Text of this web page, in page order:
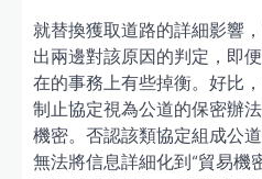
就替換獲取道路的詳細影響
出兩邊對該原因的判定，即
在的事務上有些掉衡。好比
制止協定視為公道的保密辦
機密。否認該類協定組成公
無法將信息詳細化到“貿易機